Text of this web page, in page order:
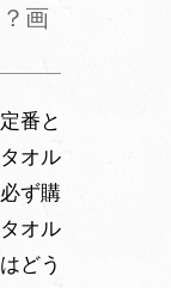
画
番と
オル
ず購
オル
どう